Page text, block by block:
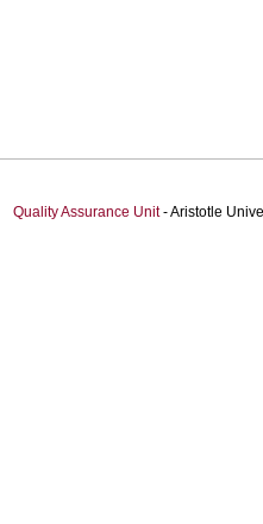
Quality Assurance Unit- Aristotle